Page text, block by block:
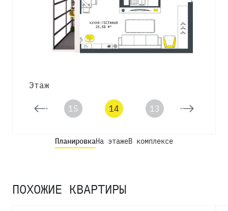
Этаж
16 15 14 13 12
ПланировкаНа этажеВ комплексе
ПОХОЖИЕ КВАРТИРЫ